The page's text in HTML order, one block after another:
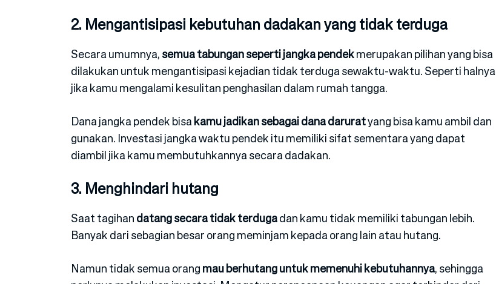
2. Mengantisipasi kebutuhan dadakan yang tidak terduga
Secara umumnya,semua tabungan seperti jangka pendekmerupakan pilihan yang bisa
dilakukan untuk mengantisipasi kejadian tidak terduga sewaktu-waktu. Seperti halnya
jika kamu mengalami kesulitan penghasilan dalam rumah tangga.
Dana jangka pendek bisakamu jadikan sebagai dana daruratyang bisa kamu ambil dan
gunakan. Investasi jangka waktu pendek itu memiliki sifat sementara yang dapat
diambil jika kamu membutuhkannya secara dadakan.
3. Menghindari hutang
Saat tagihandatang secara tidak terdugadan kamu tidak memiliki tabungan lebih.
Banyak dari sebagian besar orang meminjam kepada orang lain atau hutang.
Namun tidak semua orangmau berhutang untuk memenuhi kebutuhannya, sehingga